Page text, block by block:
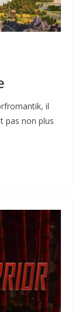
il
pas non plus